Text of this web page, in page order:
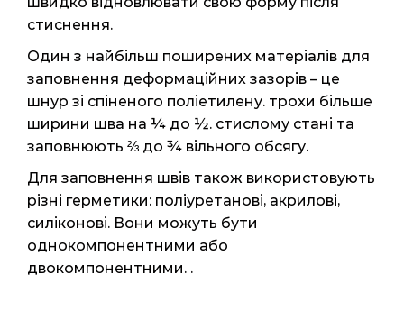
стиснення.
Один з найбільш поширених матеріалів для
заповнення деформаційних зазорів – це
шнур зі спіненого поліетилену. трохи більше
ширини шва на ¼ до ½. стислому стані та
заповнюють ⅔ до ¾ вільного обсягу.
Для заповнення швів також використовують
різні герметики: поліуретанові, акрилові,
силіконові. Вони можуть бути
однокомпонентними або
двокомпонентними. .